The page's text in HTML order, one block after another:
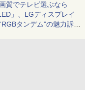
画質でテレビ選ぶなら
」、LGディスプレイ
タンデム”の魅力訴